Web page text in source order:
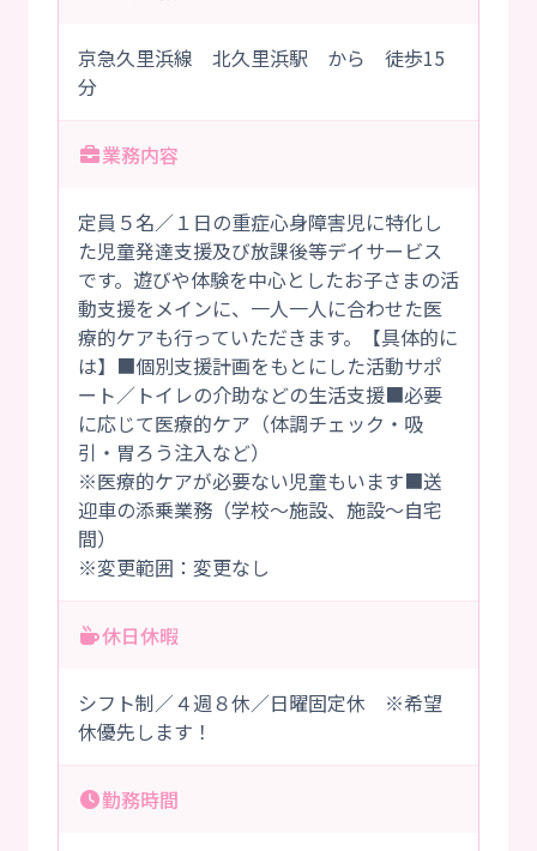
京急久里浜線 北久里浜駅 から 徒歩15
分
業務内容
定員５名／１日の重症心身障害児に特化し
た児童発達支援及び放課後等デイサービス
です。遊びや体験を中心としたお子さまの活
動支援をメインに、一人一人に合わせた医
療的ケアも行っていただきます。【具体的に
は】■個別支援計画をもとにした活動サポ
ート／トイレの介助などの生活支援■必要
に応じて医療的ケア（体調チェック・吸
引・胃ろう注入など）
※医療的ケアが必要ない児童もいます■送
迎車の添乗業務（学校～施設、施設～自宅
間）
※変更範囲：変更なし
休日休暇
シフト制／４週８休／日曜固定休 ※希望
休優先します！
勤務時間